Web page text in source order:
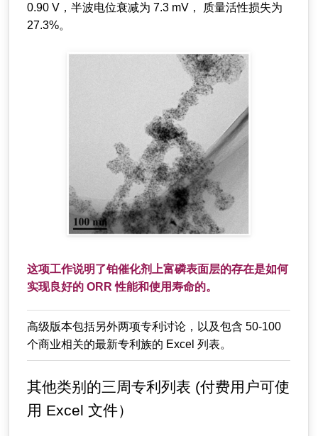
0.90 V，半波电位衰减为 7.3 mV， 质量活性损失为
27.3%。
这项工作说明了铂催化剂上富磷表面层的存在是如何
实现良好的 ORR 性能和使用寿命的。
高级版本包括另外两项专利讨论，以及包含 50-100
个商业相关的最新专利族的 Excel 列表。
其他类别的三周专利列表 (付费用户可使
用 Excel 文件）